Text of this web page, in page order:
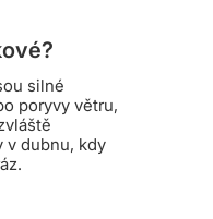
silné
poryvy větru,
v dubnu, kdy